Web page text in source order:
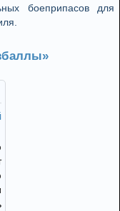
боеприпасов для